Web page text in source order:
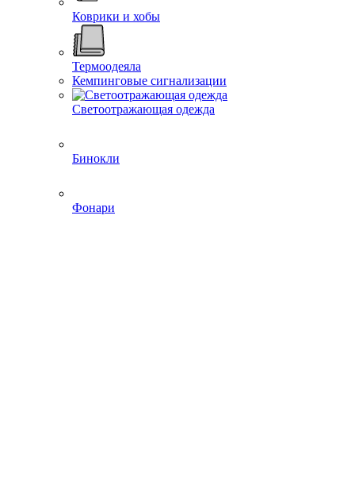
Коврики и хобы
Термоодеяла
Кемпинговые сигнализации
Светоотражающая одежда
Бинокли
Фонари